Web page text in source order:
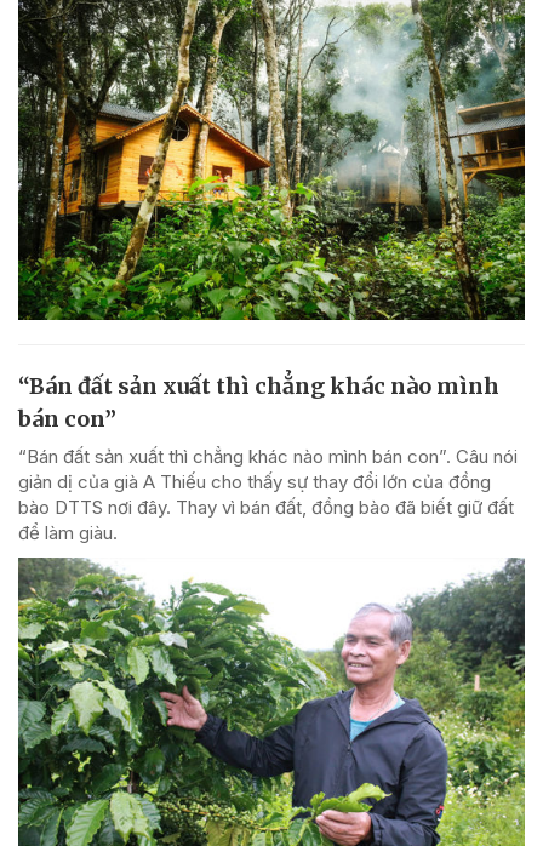
“Bán đất sản xuất thì chẳng khác nào mình
bán con”
“Bán đất sản xuất thì chẳng khác nào mình bán con”. Câu nói
giản dị của già A Thiếu cho thấy sự thay đổi lớn của đồng
bào DTTS nơi đây. Thay vì bán đất, đồng bào đã biết giữ đất
để làm giàu.